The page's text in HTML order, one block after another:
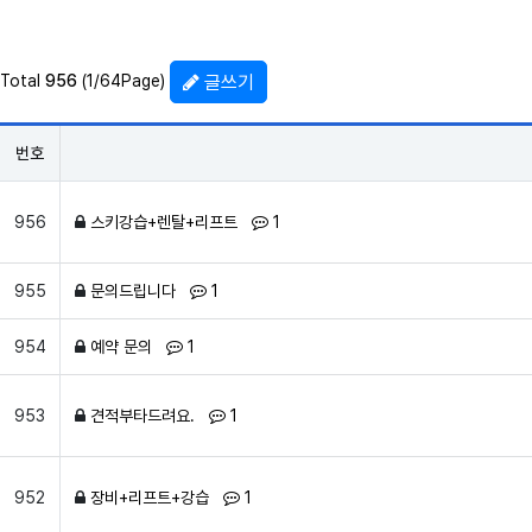
Total 956 (1/64Page) 글쓰기
번호
956 스키강습+렌탈+리프트 댓글 1
955 문의드립니다 댓글 1
954 예약 문의 댓글 1
953 견적부타드려요. 댓글 1
952 장비+리프트+강습 댓글 1